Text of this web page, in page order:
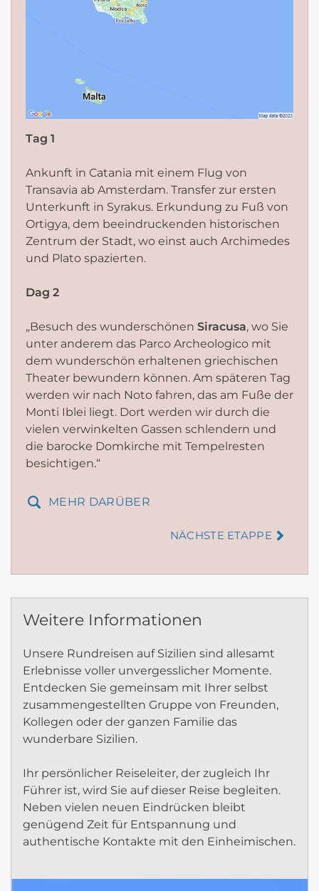
Tag 1
Ankunft in Catania mit einem Flug von
Transavia ab Amsterdam. Transfer zur ersten
Unterkunft in Syrakus. Erkundung zu Fuß von
Ortigya, dem beeindruckenden historischen
Zentrum der Stadt, wo einst auch Archimedes
und Plato spazierten.
Dag 2
„Besuch des wunderschönen Siracusa, wo Sie
unter anderem das Parco Archeologico mit
dem wunderschön erhaltenen griechischen
Theater bewundern können. Am späteren Tag
werden wir nach Noto fahren, das am Fuße der
Monti Iblei liegt. Dort werden wir durch die
vielen verwinkelten Gassen schlendern und
die barocke Domkirche mit Tempelresten
besichtigen.“
MEHR DARÜBER
NÄCHSTE ETAPPE
Weitere Informationen
Unsere Rundreisen auf Sizilien sind allesamt
Erlebnisse voller unvergesslicher Momente.
Entdecken Sie gemeinsam mit Ihrer selbst
zusammengestellten Gruppe von Freunden,
Kollegen oder der ganzen Familie das
wunderbare Sizilien.
Ihr persönlicher Reiseleiter, der zugleich Ihr
Führer ist, wird Sie auf dieser Reise begleiten.
Neben vielen neuen Eindrücken bleibt
genügend Zeit für Entspannung und
authentische Kontakte mit den Einheimischen.